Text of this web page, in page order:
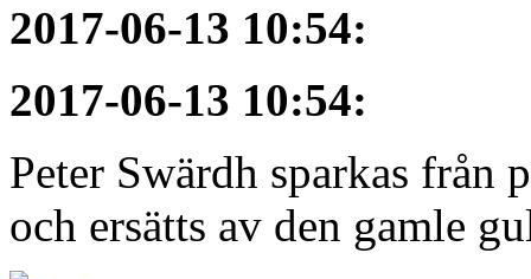
2017-06-13 10:54:
2017-06-13 10:54:
Peter Swärdh sparkas från
och ersätts av den gamle